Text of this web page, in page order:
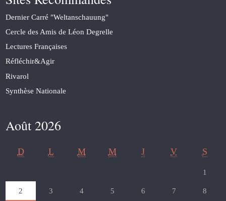
Dernier Carré "Weltanschauung"
Cercle des Amis de Léon Degrelle
Lectures Françaises
Réfléchir&Agir
Rivarol
Synthèse Nationale
Août 2026
D L M M J V S
1
2 3 4 5 6 7 8